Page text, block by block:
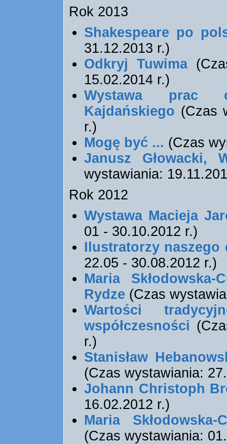
Rok 2013
Shakespeare po
31.12.2013 r.)
Odkryj Tuwima
15.02.2014 r.)
Wystawa prac
Kajdańskiego (Czas
r.)
Mogę być ... (Czas
Janusz Głowacki,
wystawiania:
Rok 2012
Wystawa Macieja
01 - 30.10.2012 r.)
Ilustratorzy
22.05 - 30.08.2012 r.)
Maria
Rydze (Czas
Wartości
współczesności
r.)
Stanisław
(Czas wystawiania:
Johann Christoph
16.02.2012 r.)
Maria
(Czas wystawiania: